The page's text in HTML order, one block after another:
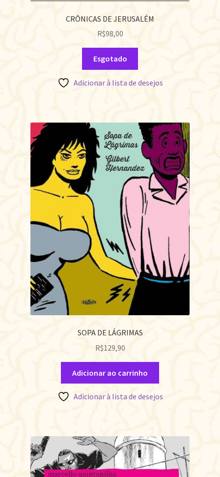
CRÔNICAS DE JERUSALÉM
R$98,00
Esgotado
Adicionar à lista de desejos
SOPA DE LÁGRIMAS
R$129,90
Adicionar ao carrinho
Adicionar à lista de desejos